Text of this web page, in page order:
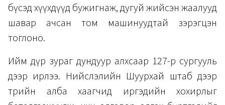
бүсэд хүүхдүүд бужигнаж, дугуй жийсэн жаалууд
шавар ачсан том машинуудтай зэрэгцэн
тоглоно.
Ийм дүр зураг дундуур алхсаар 127-р сургууль
дээр ирлээ. Нийслэлийн Шуурхай штаб дээр
төрийн алба хаагчид иргэдийн хохирлыг